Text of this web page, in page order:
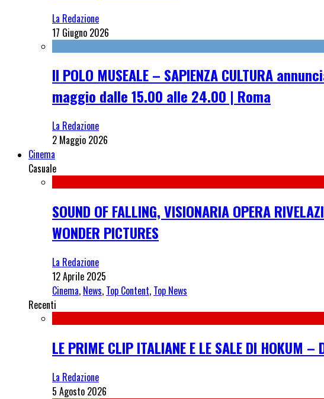
La Redazione
17 Giugno 2026
Il POLO MUSEALE – SAPIENZA CULTURA
maggio dalle 15.00 alle 24.00 | Roma
La Redazione
2 Maggio 2026
Cinema
Casuale
SOUND OF FALLING, VISIONARIA OPERA
WONDER PICTURES
La Redazione
12 Aprile 2025
Cinema, News, Top Content, Top News
Recenti
LE PRIME CLIP ITALIANE E LE SALE DI HOKUM –
La Redazione
5 Agosto 2026